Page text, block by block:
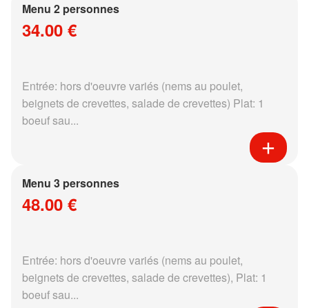
Menu 2 personnes
34.00 €
Entrée: hors d'oeuvre variés (nems au poulet,
beignets de crevettes, salade de crevettes) Plat: 1
boeuf sau...
Menu 3 personnes
48.00 €
Entrée: hors d'oeuvre variés (nems au poulet,
beignets de crevettes, salade de crevettes), Plat: 1
boeuf sau...